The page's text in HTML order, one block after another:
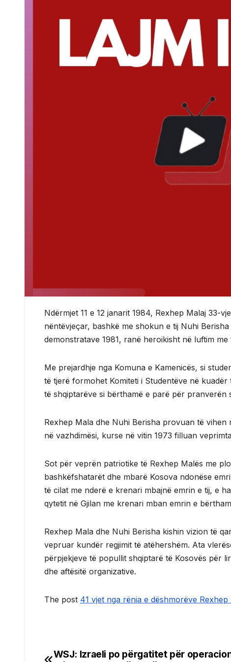
Ndërmjet 11 e 12 janarit 1984, Rexhep Malaj 33-
nëntëvjeçar, bashkë me shokun e tij Nuhi
demonstratave 1981, ranë heroikisht në luftim
Me prejardhje nga Komuna e Kamenicës, si
të tjerë formohet Komiteti i Studentëve në
të shqiptarëve si bërthamë e parë për pranverën
Rexhep Mala dhe Nuhi Berisha provuan të
në vazhdimësi, kurse në vitin 1973 filluan
Sot për veprën patriotike të Rexhep Malës me
bashkëfshatarët dhe mbarë Kosova ndonëse
të cilat me nderë e krenari mbajnë emrin e tij, e
qytetit në Gjilan me krenari mban emrin e
Rexhep Mala dhe Nuhi Berisha kishin vizion të
vepruar kundër regjimit të atëhershëm. Ata
përpjekjeve të popullit shqiptarë të Kosovës për
dhe aftësitë organizative.
The post ​41 vjet nga rënia e dëshmorëve
WSJ: Izraeli po përgatitet për